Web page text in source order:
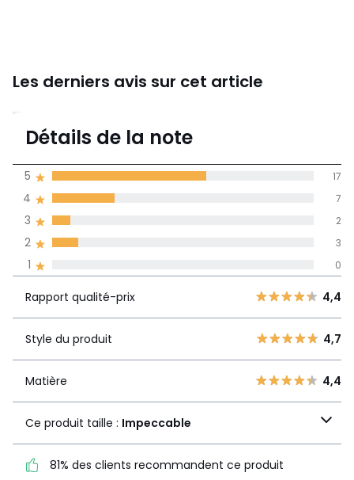
Les derniers avis sur cet article
4,3
moyenne des avis
dans toutes les
1 0
2
3 2
4
5 4,4
4,7
4,4
Impeccable
81% des clients
Détails de la note
1 0
2 3
3 2
4 7
5 17
Rapport qualité-prix 4,4
Style du produit 4,7
Matière 4,4
Ce produit taille : Impeccable
81% des clients recommandent ce produit